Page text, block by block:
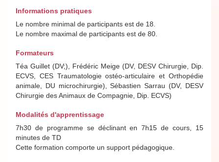
Informations pratiques
Le nombre minimal de participants est de 18.
Le nombre maximal de participants est de 80.
Formateurs
Téa Guillet (DV;), Frédéric Meige (DV, DESV Chirurgie, Dip.
ECVS, CES Traumatologie ostéo-articulaire et Orthopédie
animale, DU microchirurgie), Sébastien Sarrau (DV, DESV
Chirurgie des Animaux de Compagnie, Dip. ECVS)
Modalités d'apprentissage
7h30 de programme se déclinant en 7h15 de cours, 15
minutes de TD
Cette formation comporte un support pédagogique.